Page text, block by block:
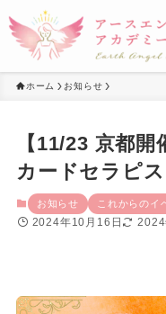
ホーム お知らせ
【11/23 京都
カードセラピ
お知らせ これからのイ
2024年10月16日 2024